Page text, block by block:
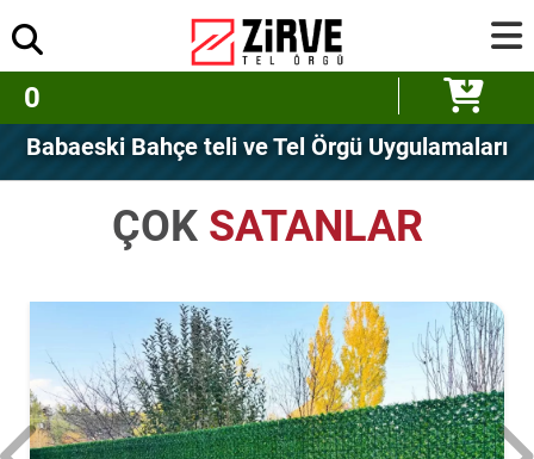
0
Babaeski Bahçe teli ve Tel Örgü Uygulamaları
ÇOK SATANLAR